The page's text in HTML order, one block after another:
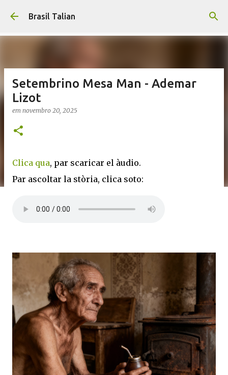
Pular para o conteúdo principal
Brasil Talian
Setembrino Mesa Man - Ademar
Lizot
em novembro 20, 2025
Clica qua, par scaricar el àudio.
Par ascoltar la stòria, clica soto: